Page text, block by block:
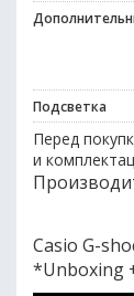
Подсветка
Перед
и
Casio G-
*Unboxing